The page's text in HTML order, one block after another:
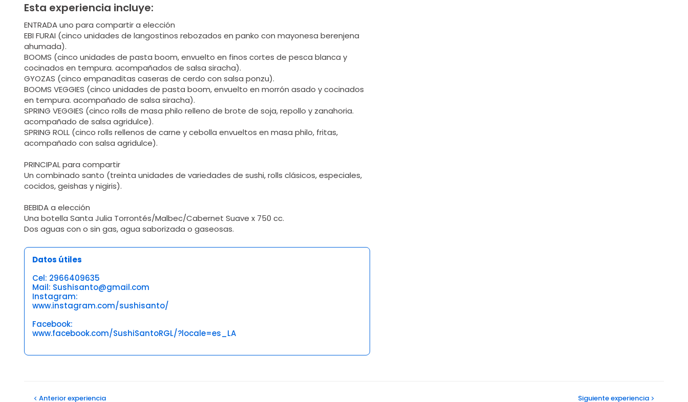
Esta experiencia incluye:
ENTRADA uno para compartir a elección
EBI FURAI (cinco unidades de langostinos rebozados en panko con mayonesa berenjena
ahumada).
BOOMS (cinco unidades de pasta boom, envuelto en finos cortes de pesca blanca y
cocinados en tempura. acompañados de salsa siracha).
GYOZAS (cinco empanaditas caseras de cerdo con salsa ponzu).
BOOMS VEGGIES (cinco unidades de pasta boom, envuelto en morrón asado y cocinados
en tempura. acompañado de salsa siracha).
SPRING VEGGIES (cinco rolls de masa philo relleno de brote de soja, repollo y zanahoria.
acompañado de salsa agridulce).
SPRING ROLL (cinco rolls rellenos de carne y cebolla envueltos en masa philo, fritas,
acompañado con salsa agridulce).
PRINCIPAL para compartir
Un combinado santo (treinta unidades de variedades de sushi, rolls clásicos, especiales,
cocidos, geishas y nigiris).
BEBIDA a elección
Una botella Santa Julia Torrontés/Malbec/Cabernet Suave x 750 cc.
Dos aguas con o sin gas, agua saborizada o gaseosas.
Datos útiles
Cel: 2966409635
Mail: Sushisanto@gmail.com
Instagram:
www.instagram.com/sushisanto/
Facebook:
www.facebook.com/SushiSantoRGL/?locale=es_LA
Anteriorexperiencia Siguienteexperiencia